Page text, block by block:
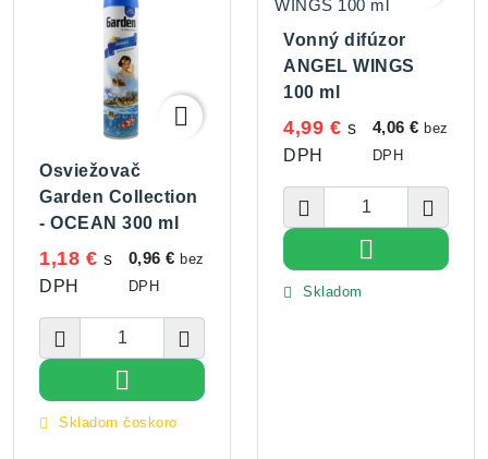

Osviežovač
Garden Collection
- OCEAN 300 ml
1,18 € s
DPH
0,96 €bez
DPH
 

 Skladom čoskoro
Vonný difúzor
ANGEL WINGS
100 ml
4,99 € s
DPH
4,06 €bez
DPH
 

 Skladom